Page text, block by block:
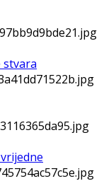
stvara